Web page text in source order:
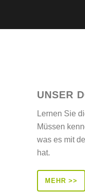
UNSER
Lernen Sie
Müssen
was es mit
hat.
MEHR >>